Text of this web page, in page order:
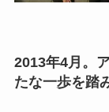
2013年4月。
たな一歩を踏